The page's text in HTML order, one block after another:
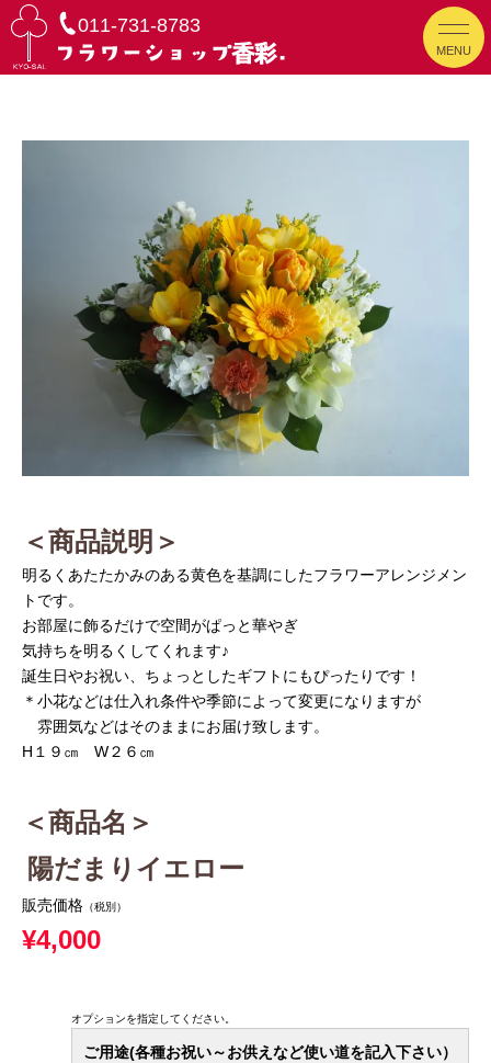
011-731-8783
MENU
＜商品説明＞
明るくあたたかみのある黄色を基調にしたフラワーアレンジメン
トです。
お部屋に飾るだけで空間がぱっと華やぎ
気持ちを明るくしてくれます♪
誕生日やお祝い、ちょっとしたギフトにもぴったりです！
＊小花などは仕入れ条件や季節によって変更になりますが
雰囲気などはそのままにお届け致します。
H１９㎝ W２６㎝
＜商品名＞
陽だまりイエロー
販売価格 （税別）
¥4,000
オプションを指定してください。
ご用途(各種お祝い～お供えなど使い道を記入下さい）